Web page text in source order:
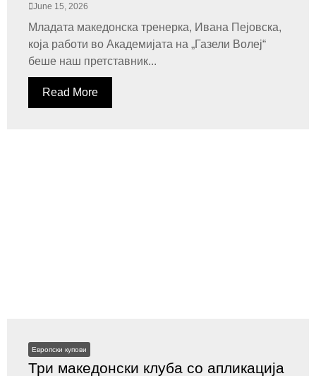
June 15, 2026
Младата македонска тренерка, Ивана Пејовска,
која работи во Академијата на „Газели Волеј“
беше наш претставник...
Read More
Европски купови
Три македонски клуба со апликација